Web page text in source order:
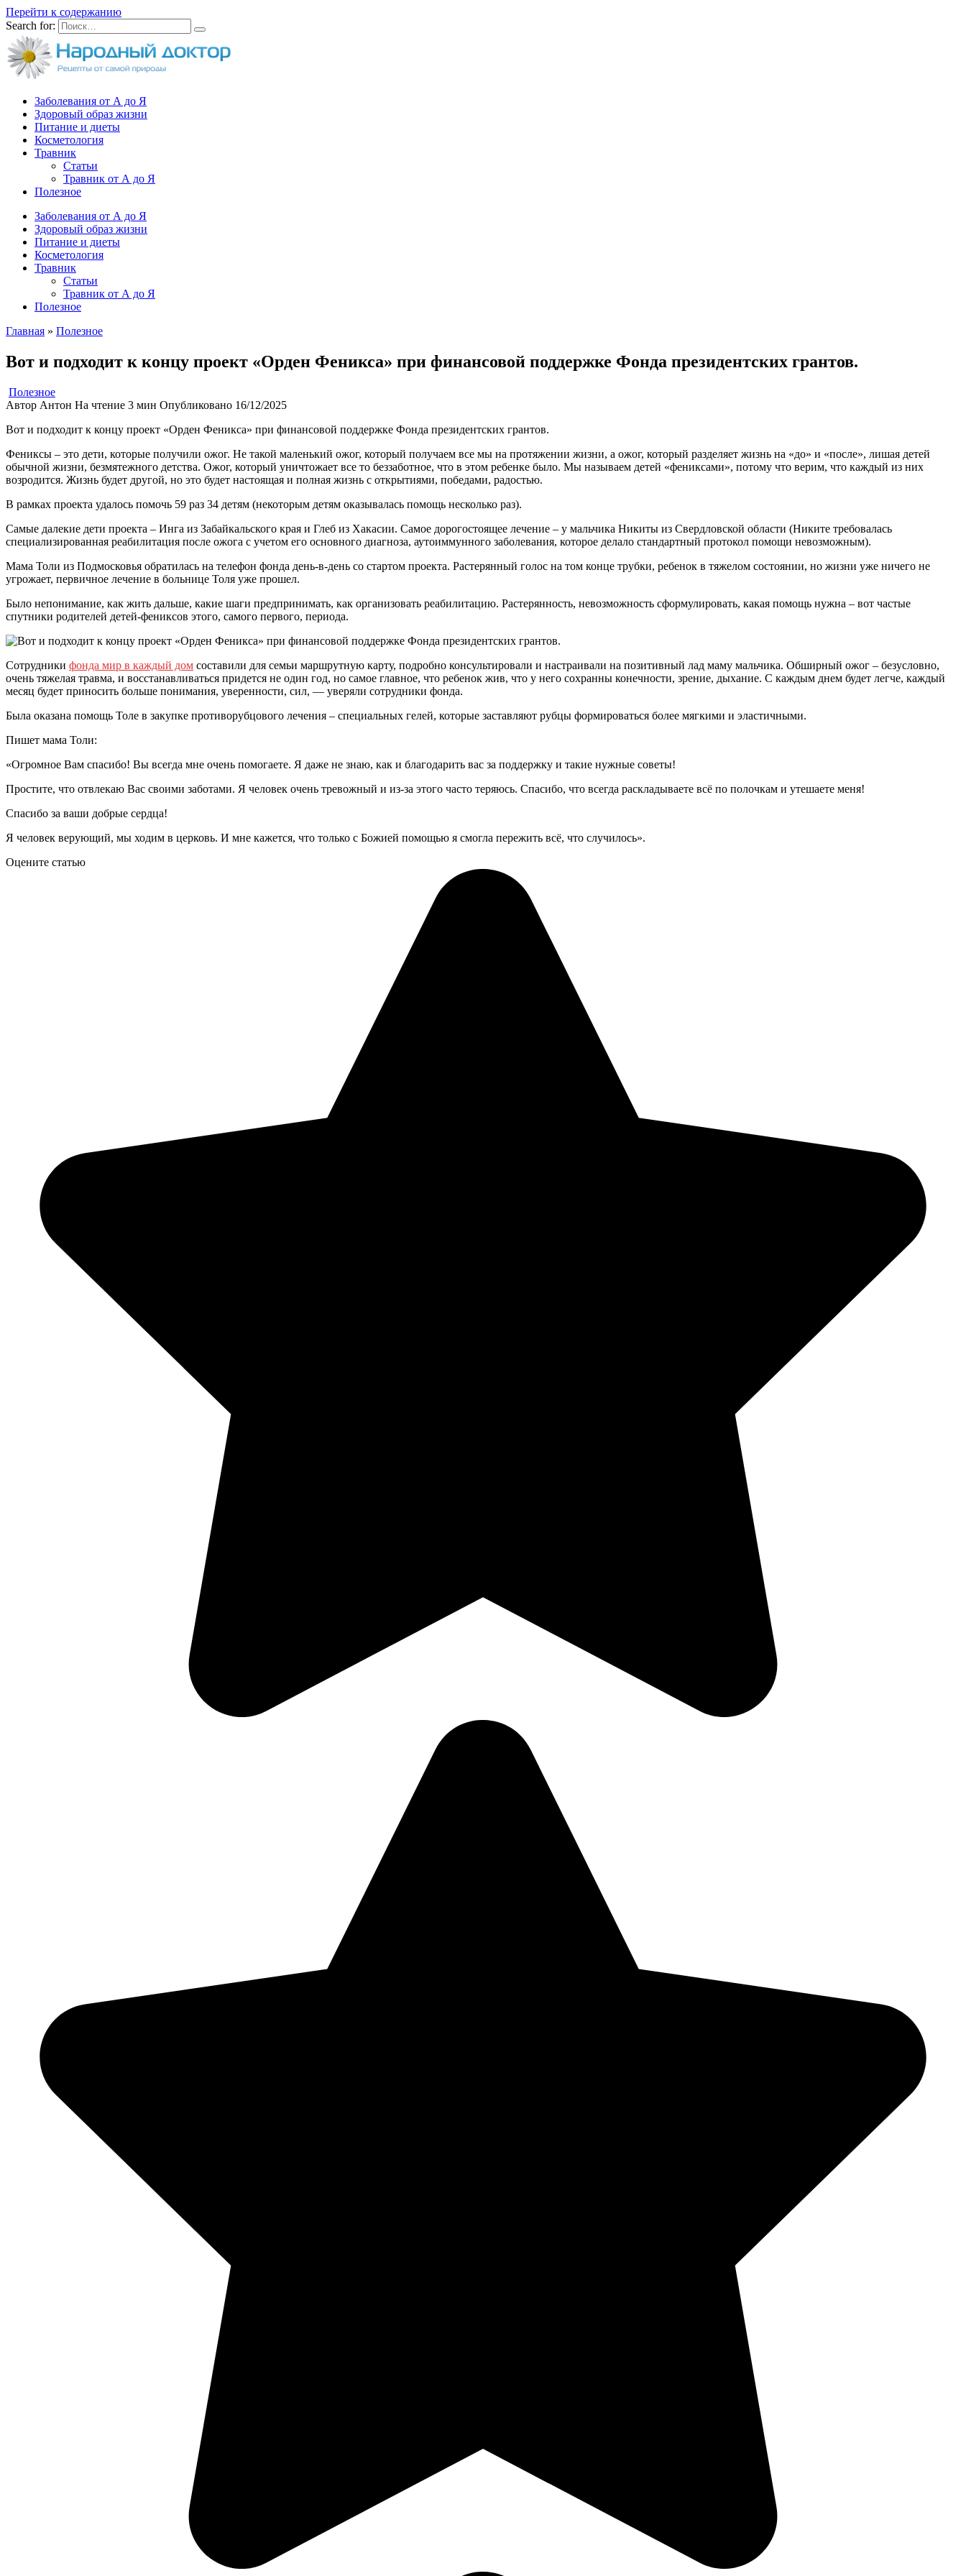
Перейти к содержанию
Search for:
Заболевания от А до Я
Здоровый образ жизни
Питание и диеты
Косметология
Травник
Статьи
Травник от А до Я
Полезное
Заболевания от А до Я
Здоровый образ жизни
Питание и диеты
Косметология
Травник
Статьи
Травник от А до Я
Полезное
Главная » Полезное
Вот и подходит к концу проект «Орден Феникса» при финансовой поддержке Фонда президентских грантов.
Полезное
Автор Антон На чтение 3 мин Опубликовано 16/12/2025
Вот и подходит к концу проект «Орден Феникса» при финансовой поддержке Фонда президентских грантов.
Фениксы – это дети, которые получили ожог. Не такой маленький ожог, который получаем все мы на протяжении жизни, а ожог, который разделяет жизнь на «до» и «после», лишая детей
обычной жизни, безмятежного детства. Ожог, который уничтожает все то беззаботное, что в этом ребенке было. Мы называем детей «фениксами», потому что верим, что каждый из них
возродится. Жизнь будет другой, но это будет настоящая и полная жизнь с открытиями, победами, радостью.
В рамках проекта удалось помочь 59 раз 34 детям (некоторым детям оказывалась помощь несколько раз).
Самые далекие дети проекта – Инга из Забайкальского края и Глеб из Хакасии. Самое дорогостоящее лечение – у мальчика Никиты из Свердловской области (Никите требовалась
специализированная реабилитация после ожога с учетом его основного диагноза, аутоиммунного заболевания, которое делало стандартный протокол помощи невозможным).
Мама Толи из Подмосковья обратилась на телефон фонда день-в-день со стартом проекта. Растерянный голос на том конце трубки, ребенок в тяжелом состоянии, но жизни уже ничего не
угрожает, первичное лечение в больнице Толя уже прошел.
Было непонимание, как жить дальше, какие шаги предпринимать, как организовать реабилитацию. Растерянность, невозможность сформулировать, какая помощь нужна – вот частые
спутники родителей детей-фениксов этого, самого первого, периода.
Сотрудники фонда мир в каждый дом составили для семьи маршрутную карту, подробно консультировали и настраивали на позитивный лад маму мальчика. Обширный ожог – безусловно,
очень тяжелая травма, и восстанавливаться придется не один год, но самое главное, что ребенок жив, что у него сохранны конечности, зрение, дыхание. С каждым днем будет легче, каждый
месяц будет приносить больше понимания, уверенности, сил, — уверяли сотрудники фонда.
Была оказана помощь Толе в закупке противорубцового лечения – специальных гелей, которые заставляют рубцы формироваться более мягкими и эластичными.
Пишет мама Толи:
«Огромное Вам спасибо! Вы всегда мне очень помогаете. Я даже не знаю, как и благодарить вас за поддержку и такие нужные советы!
Простите, что отвлекаю Вас своими заботами. Я человек очень тревожный и из-за этого часто теряюсь. Спасибо, что всегда раскладываете всё по полочкам и утешаете меня!
Спасибо за ваши добрые сердца!
Я человек верующий, мы ходим в церковь. И мне кажется, что только с Божией помощью я смогла пережить всё, что случилось».
Оцените статью